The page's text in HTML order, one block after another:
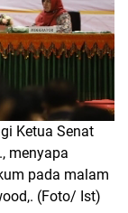
Ketua Senat
menyapa
pada malam
(Foto/ Ist)